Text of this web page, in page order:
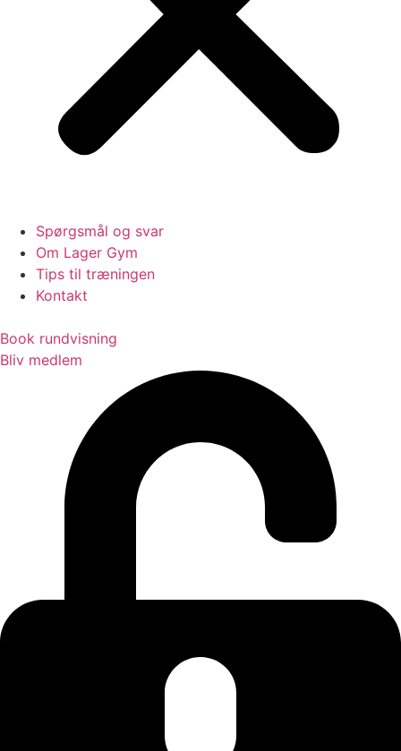
Spørgsmål og svar
Om Lager Gym
Tips til træningen
Kontakt
Book rundvisning
Bliv medlem